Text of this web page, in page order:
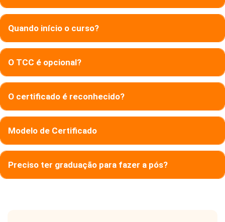
Quando início o curso?
O TCC é opcional?
O certificado é reconhecido?
Modelo de Certificado
Preciso ter graduação para fazer a pós?